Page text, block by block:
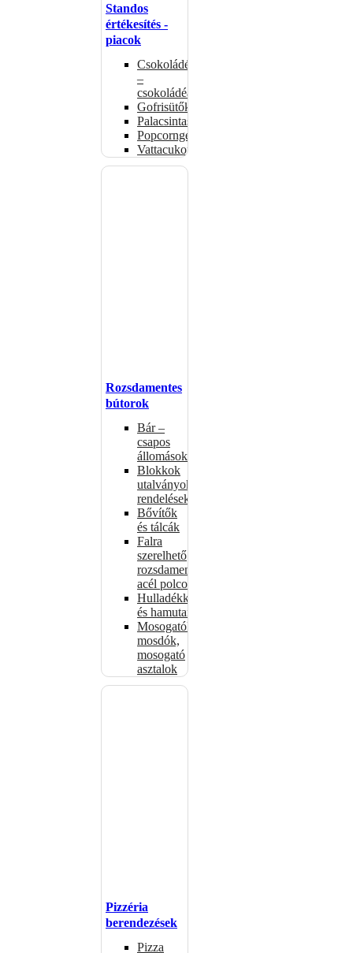
Standos
értékesítés -
piacok
Csokoládémelegítők
–
csokoládéadagolók
Gofrisütők
Palacsintasütők
Popcorngépek
Vattacukorgép
Rozsdamentes
bútorok
Bár –
csapos
állomások
Blokkok
utalványokhoz,
rendelésekhez
Bővítők
és tálcák
Falra
szerelhető
rozsdamentes
acél polcok
Hulladékkosarak
és hamutartók
Mosogatók,
mosdók,
mosogató
asztalok
Pizzéria
berendezések
Pizza